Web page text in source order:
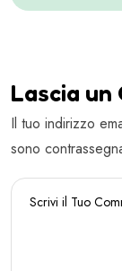
Lascia un
Il tuo indirizzo
sono